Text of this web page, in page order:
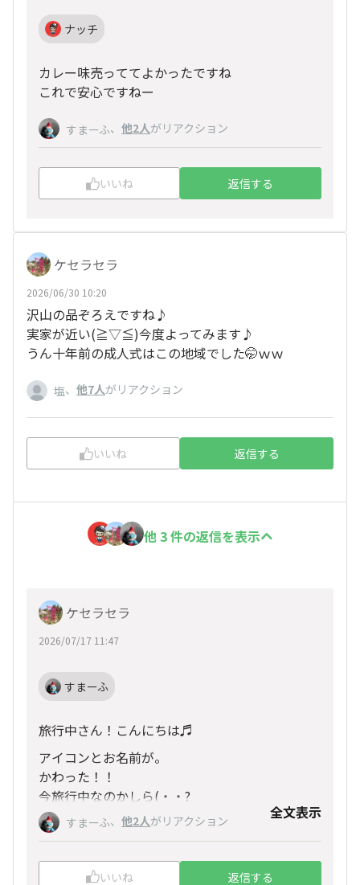
ナッチ
カレー味売っててよかったですね
これで安心ですねー
すまーふ、 他2人がリアクション
いいね 返信する
ケセラセラ
2026/06/30 10:20
沢山の品ぞろえですね♪
実家が近い(≧▽≦)今度よってみます♪
うん十年前の成人式はこの地域でした🤭ｗｗ
塩、 他7人がリアクション
いいね 返信する
他 3 件の返信を表示
ケセラセラ
2026/07/17 11:47
すまーふ
旅行中さん！こんにちは♬
アイコンとお名前が。
かわった！！
今旅行中なのかしら(・・?
すまーふ、 他2人がリアクション 全文表示
いいね 返信する